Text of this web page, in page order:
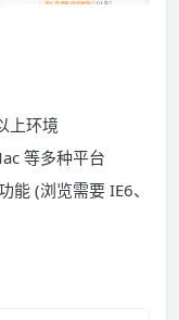
上环境
等多种平台
(浏览需要 IE6、